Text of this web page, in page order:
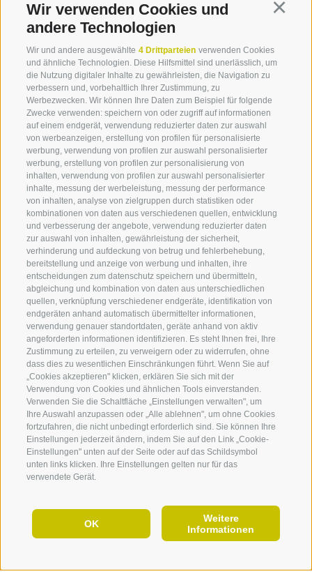
Wir verwenden Cookies und
andere Technologien
Wir und andere ausgewählte 4 Drittparteien verwenden Cookies
und ähnliche Technologien. Diese Hilfsmittel sind unerlässlich, um
die Nutzung digitaler Inhalte zu gewährleisten, die Navigation zu
verbessern und, vorbehaltlich Ihrer Zustimmung, zu
Werbezwecken. Wir können Ihre Daten zum Beispiel für folgende
Zwecke verwenden: speichern von oder zugriff auf informationen
auf einem endgerät, verwendung reduzierter daten zur auswahl
von werbeanzeigen, erstellung von profilen für personalisierte
werbung, verwendung von profilen zur auswahl personalisierter
werbung, erstellung von profilen zur personalisierung von
inhalten, verwendung von profilen zur auswahl personalisierter
inhalte, messung der werbeleistung, messung der performance
von inhalten, analyse von zielgruppen durch statistiken oder
kombinationen von daten aus verschiedenen quellen, entwicklung
und verbesserung der angebote, verwendung reduzierter daten
zur auswahl von inhalten, gewährleistung der sicherheit,
verhinderung und aufdeckung von betrug und fehlerbehebung,
bereitstellung und anzeige von werbung und inhalten, ihre
entscheidungen zum datenschutz speichern und übermitteln,
abgleichung und kombination von daten aus unterschiedlichen
quellen, verknüpfung verschiedener endgeräte, identifikation von
endgeräten anhand automatisch übermittelter informationen,
verwendung genauer standortdaten, geräte anhand von aktiv
angeforderten informationen identifizieren. Es steht Ihnen frei, Ihre
Zustimmung zu erteilen, zu verweigern oder zu widerrufen, ohne
dass dies zu wesentlichen Einschränkungen führt. Wenn Sie auf
„Cookies akzeptieren" klicken, erklären Sie sich mit der
Verwendung von Cookies und ähnlichen Tools einverstanden.
Verwenden Sie die Schaltfläche „Einstellungen verwalten", um
Ihre Auswahl anzupassen oder „Alle ablehnen", um ohne Cookies
fortzufahren, die nicht unbedingt erforderlich sind. Sie können Ihre
Einstellungen jederzeit ändern, indem Sie auf den Link „Cookie-
Einstellungen" unten auf der Seite oder auf das Schildsymbol
unten links klicken. Ihre Einstellungen gelten nur für das
verwendete Gerät.
OK
Weitere
Informationen
360° VIEW
FOTO & VIDEO
EVENTS
04 Musikkapelle
05 Bergwerk
06 Dorfverschönerungsverein
Villanders